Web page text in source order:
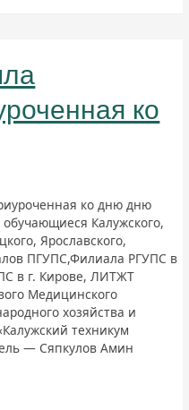
ко
ко дню дню
Калужского,
Ярославского,
ПГУПС,Филиала РГУПС в
в г. Кирове, ЛИТЖТ
Медицинского
хозяйства и
техникум
— Сяпкулов Амин